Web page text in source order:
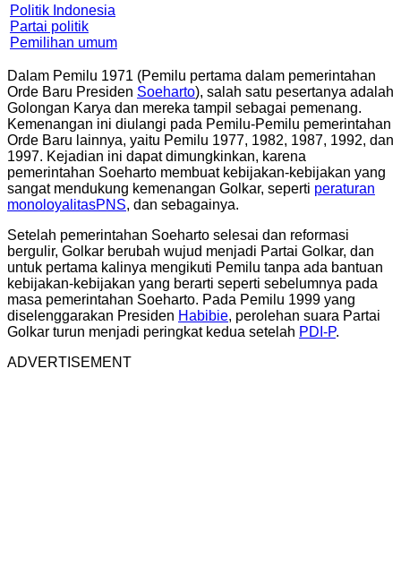
Politik Indonesia
Partai politik
Pemilihan umum
Dalam Pemilu 1971 (Pemilu pertama dalam pemerintahan
Orde Baru Presiden Soeharto), salah satu pesertanya adalah
Golongan Karya dan mereka tampil sebagai pemenang.
Kemenangan ini diulangi pada Pemilu-Pemilu pemerintahan
Orde Baru lainnya, yaitu Pemilu 1977, 1982, 1987, 1992, dan
1997. Kejadian ini dapat dimungkinkan, karena
pemerintahan Soeharto membuat kebijakan-kebijakan yang
sangat mendukung kemenangan Golkar, seperti peraturan
monoloyalitasPNS, dan sebagainya.
Setelah pemerintahan Soeharto selesai dan reformasi
bergulir, Golkar berubah wujud menjadi Partai Golkar, dan
untuk pertama kalinya mengikuti Pemilu tanpa ada bantuan
kebijakan-kebijakan yang berarti seperti sebelumnya pada
masa pemerintahan Soeharto. Pada Pemilu 1999 yang
diselenggarakan Presiden Habibie, perolehan suara Partai
Golkar turun menjadi peringkat kedua setelah PDI-P.
ADVERTISEMENT